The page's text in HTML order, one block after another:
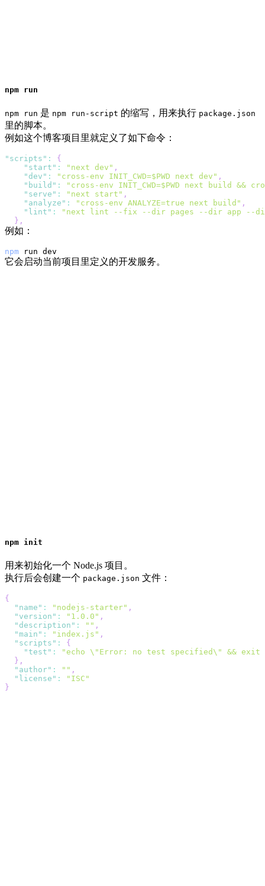
npm run
npm run 是 npm run-script 的缩写，用来执行 package.json
里的脚本。
例如这个博客项目里就定义了如下命令：
"scripts" :
{
"start" : "next dev" ,
"dev" : "cross-env INIT_CWD=$PWD next dev" ,
"build" :
"cross-env INIT_CWD=$PWD next build &&
"serve" : "next start" ,
"analyze" : "cross-env ANALYZE=true next build" ,
"lint" :
"next lint --fix --dir pages --dir app --
} ,
例如：
npm
它会启动当前项目里定义的开发服务。
npm init
用来初始化一个 Node.js 项目。
执行后会创建一个 package.json 文件：
{
"name" : "nodejs-starter" ,
"version" : "1.0.0" ,
"description" : "" ,
"main" : "index.js" ,
"scripts" :
{
"test" :
"echo \"Error: no test specified\" && exit
} ,
"author" : "" ,
"license" :
"ISC"
}